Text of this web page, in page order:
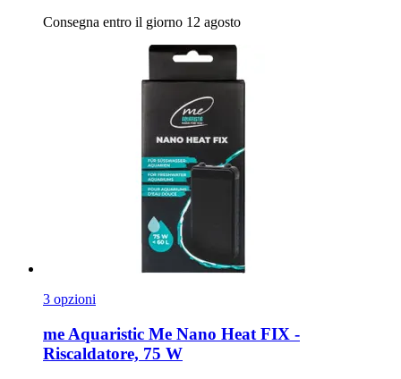
Consegna entro il giorno 12 agosto
3 opzioni
me Aquaristic Me Nano Heat FIX -​
Riscaldatore, 75 W